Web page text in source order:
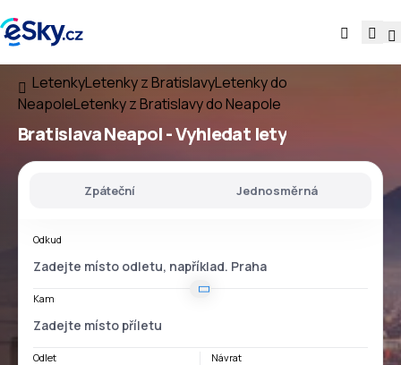
LetenkyLetenky z BratislavyLetenky do
NeapoleLetenky z Bratislavy do Neapole
Bratislava Neapol- Vyhledat lety
Zpáteční Jednosměrná
Odkud
Kam
Odlet Návrat